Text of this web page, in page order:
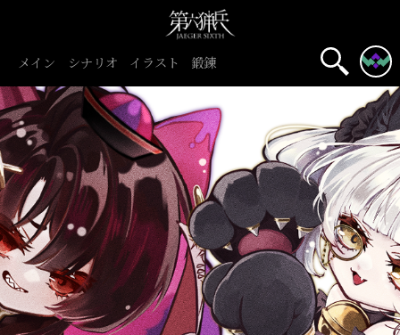
メイン シナリオ イラスト 鍛錬
名前表示